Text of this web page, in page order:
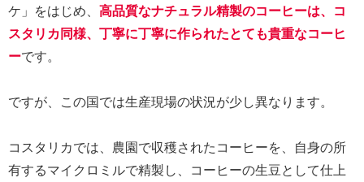
ケ」をはじめ、 高品質なナチュラル精製のコーヒーは、コ
スタリカ同様、丁寧に丁寧に作られたとても貴重なコーヒ
ーです。
ですが、この国では生産現場の状況が少し異なります。
コスタリカでは、農園で収穫されたコーヒーを、自身の所
有するマイクロミルで精製し、コーヒーの生豆として仕上